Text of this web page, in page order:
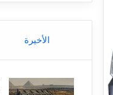
الأخيرة